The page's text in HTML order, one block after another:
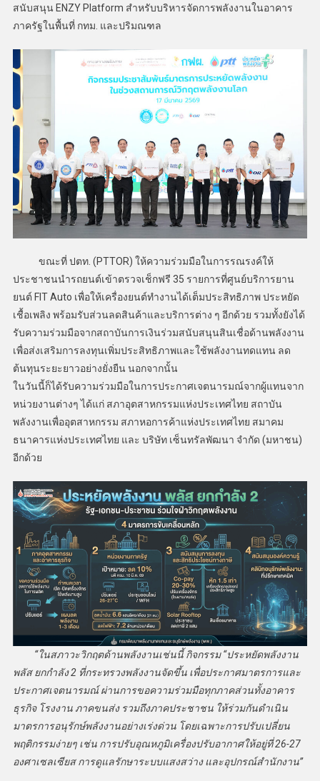
สนับสนุน ENZY Platform สำหรับบริหารจัดการพลังงานในอาคาร
ภาครัฐในพื้นที่ กทม. และปริมณฑล
ขณะที่ ปตท. (PTTOR) ให้ความร่วมมือในการรณรงค์ให้
ประชาชนนำรถยนต์เข้าตรวจเช็กฟรี 35 รายการที่ศูนย์บริการยาน
ยนต์ FIT Auto เพื่อให้เครื่องยนต์ทำงานได้เต็มประสิทธิภาพ ประหยัด
เชื้อเพลิง พร้อมรับส่วนลดสินค้าและบริการต่าง ๆ อีกด้วย รวมทั้งยังได้
รับความร่วมมือจากสถาบันการเงินร่วมสนับสนุนสินเชื่อด้านพลังงาน
เพื่อส่งเสริมการลงทุนเพิ่มประสิทธิภาพและใช้พลังงานทดแทน ลด
ต้นทุนระยะยาวอย่างยั่งยืน นอกจากนั้น
ในวันนี้ก็ได้รับความร่วมมือในการประกาศเจตนารมณ์จากผู้แทนจาก
หน่วยงานต่างๆ ได้แก่ สภาอุตสาหกรรมแห่งประเทศไทย สถาบัน
พลังงานเพื่ออุตสาหกรรม สภาหอการค้าแห่งประเทศไทย สมาคม
ธนาคารแห่งประเทศไทย และ บริษัท เซ็นทรัลพัฒนา จำกัด (มหาชน)
อีกด้วย
“ในสภาวะวิกฤตด้านพลังงานเช่นนี้กิจกรรม “ประหยัดพลังงาน
พลัส ยกกำลัง 2ที่กระทรวงพลังงานจัดขึ้น เพื่อประกาศมาตรการและ
ประกาศเจตนารมณ์ ผ่านการขอความร่วมมือทุกภาคส่วนทั้งอาคาร
ธุรกิจ โรงงาน ภาคขนส่ง รวมถึงภาคประชาชน ให้ร่วมกันดำเนิน
มาตรการอนุรักษ์พลังงานอย่างเร่งด่วน โดยเฉพาะการปรับเปลี่ยน
พฤติกรรมง่ายๆ เช่น การปรับอุณหภูมิเครื่องปรับอากาศให้อยู่ที่ 26-27
องศาเซลเซียส การดูแลรักษาระบบแสงสว่าง และอุปกรณ์สำนักงาน”